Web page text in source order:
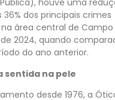
houve uma
dos principais crimes
área central de Campo
2024, quando
do ano anterior.
sentida na pele
desde 1976, a